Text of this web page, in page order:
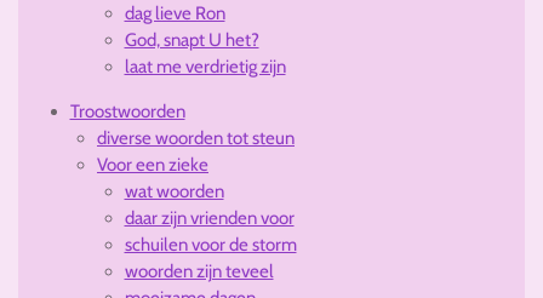
dag lieve Ron
God, snapt U het?
laat me verdrietig zijn
Troostwoorden
diverse woorden tot steun
Voor een zieke
wat woorden
daar zijn vrienden voor
schuilen voor de storm
woorden zijn teveel